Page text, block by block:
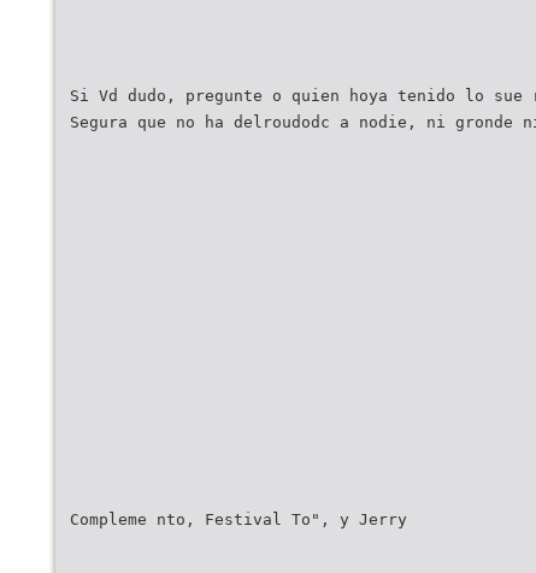
Si Vd dudo, pregunte o quien hoya tenido lo sue
Segura que no ha delroudodc a nodie, ni gronde
Compleme nto, Festival To", y Jerry